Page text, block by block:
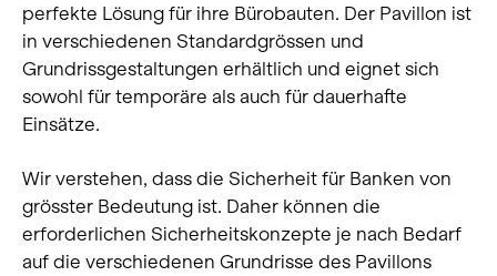
perfekte Lösung für ihre Bürobauten. Der Pavillon ist
in verschiedenen Standardgrössen und
Grundrissgestaltungen erhältlich und eignet sich
sowohl für temporäre als auch für dauerhafte
Einsätze.
Wir verstehen, dass die Sicherheit für Banken von
grösster Bedeutung ist. Daher können die
erforderlichen Sicherheitskonzepte je nach Bedarf
auf die verschiedenen Grundrisse des Pavillons